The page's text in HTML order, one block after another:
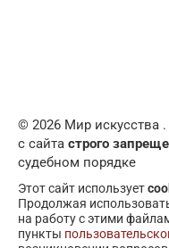
© 2026 Мир искусства
с сайта строго
судебном порядке
Этот сайт использует
Продолжая
на работу с этими
пункты